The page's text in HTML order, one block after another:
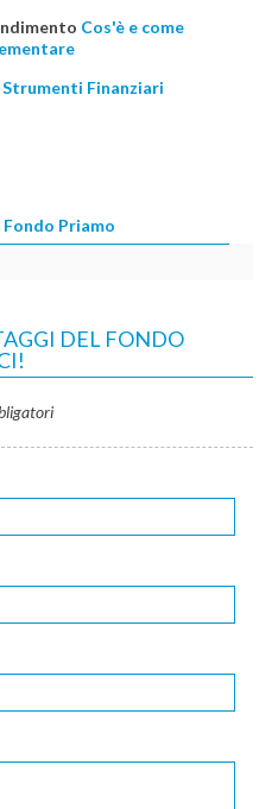
Cos'è e come
Strumenti Finanziari
Fondo Priamo
DEL FONDO